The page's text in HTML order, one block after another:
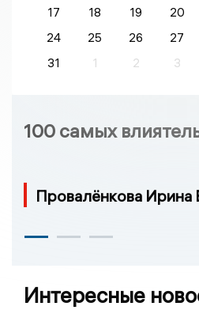
17 18 19 20
24
25 26 27
31
1 2 3
100 самых
Провалёнкова Ирина
Интересные